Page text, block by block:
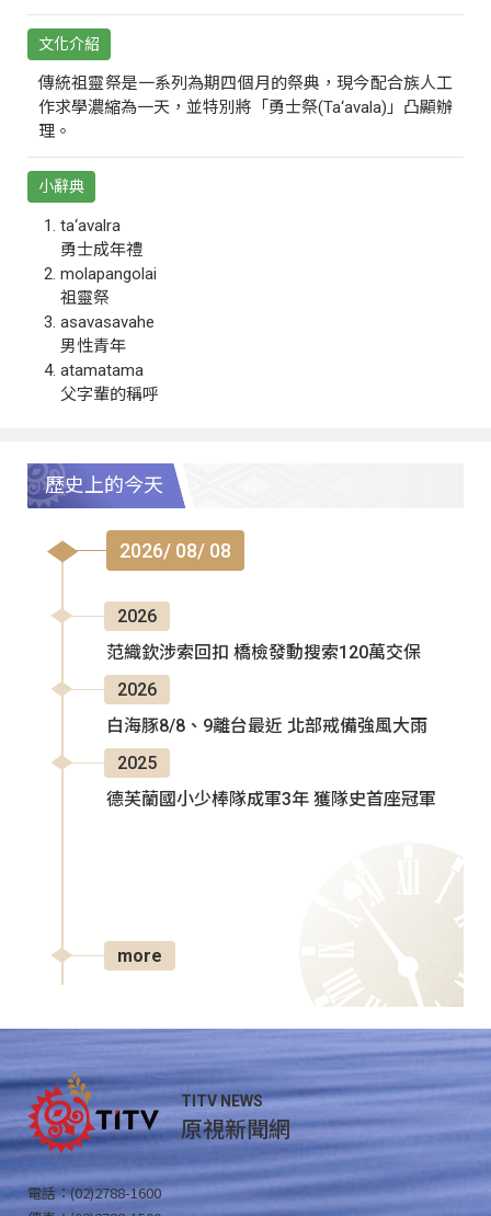
文化介紹
傳統祖靈祭是一系列為期四個月的祭典，現今配合族人工
作求學濃縮為一天，並特別將「勇士祭(Ta‘avala)」凸顯辦
理。
小辭典
ta‘avalra
勇士成年禮
molapangolai
祖靈祭
asavasavahe
男性青年
atamatama
父字輩的稱呼
歷史上的今天
2026/ 08/ 08
2026
范織欽涉索回扣 橋檢發動搜索120萬交保
2026
白海豚8/8、9離台最近 北部戒備強風大雨
2025
德芙蘭國小少棒隊成軍3年 獲隊史首座冠軍
more
TITV NEWS
原視新聞網
電話：(02)2788-1600